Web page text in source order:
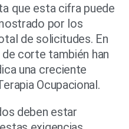
que esta cifra puede
por los
de solicitudes. En
corte también han
una creciente
Ocupacional.
deben estar